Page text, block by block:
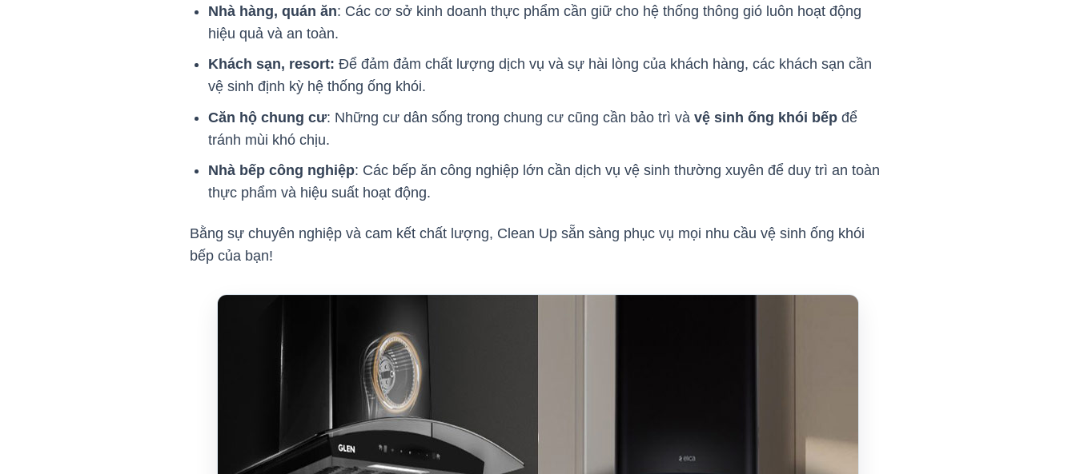
Nhà hàng, quán ăn: Các cơ sở kinh doanh thực phẩm cần giữ cho hệ thống thông gió luôn hoạt động
hiệu quả và an toàn.
Khách sạn, resort: Để đảm đảm chất lượng dịch vụ và sự hài lòng của khách hàng, các khách sạn cần
vệ sinh định kỳ hệ thống ống khói.
Căn hộ chung cư: Những cư dân sống trong chung cư cũng cần bảo trì và vệ sinh ống khói bếpđể
tránh mùi khó chịu.
Nhà bếp công nghiệp: Các bếp ăn công nghiệp lớn cần dịch vụ vệ sinh thường xuyên để duy trì an toàn
thực phẩm và hiệu suất hoạt động.
Bằng sự chuyên nghiệp và cam kết chất lượng, Clean Up sẵn sàng phục vụ mọi nhu cầu vệ sinh ống khói
bếp của bạn!